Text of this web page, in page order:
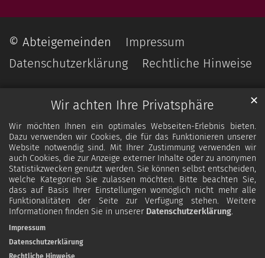
Wir achten Ihre Privatsphäre
Wir möchten Ihnen ein optimales Webseiten-Erlebnis bieten.
Dazu verwenden wir Cookies, die für das Funktionieren unserer
Website notwendig sind. Mit Ihrer Zustimmung verwenden wir
auch Cookies, die zur Anzeige externer Inhalte oder zu anonymen
Statistikzwecken genutzt werden. Sie können selbst entscheiden,
welche Kategorien Sie zulassen möchten. Bitte beachten Sie,
dass auf Basis Ihrer Einstellungen womöglich nicht mehr alle
Funktionalitäten der Seite zur Verfügung stehen. Weitere
Informationen finden Sie in unserer Datenschutzerklärung.
✕
Impressum
Datenschutzerklärung
© Abteigemeinden
Impressum
Datenschutzerklärung
Rechtliche Hinweise